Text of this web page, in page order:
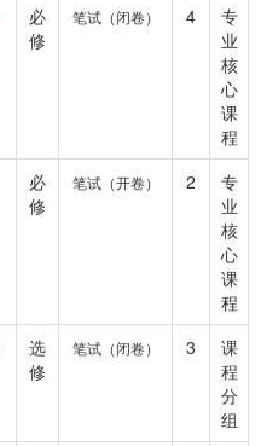
必
修
笔试（闭卷） 4
专
业
核
心
课
程
必
修
笔试（开卷） 2
专
业
核
心
课
程
选
修
笔试（闭卷） 3
课
程
分
组